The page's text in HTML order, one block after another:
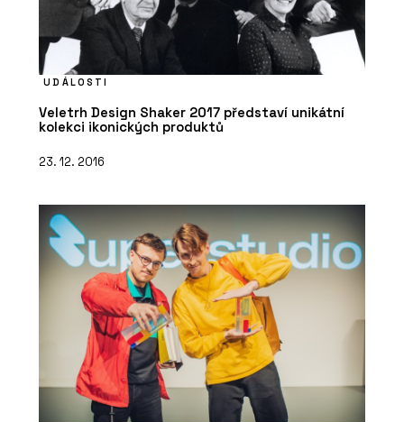
UDÁLOSTI
Veletrh Design Shaker 2017 představí unikátní
kolekci ikonických produktů
23. 12. 2016